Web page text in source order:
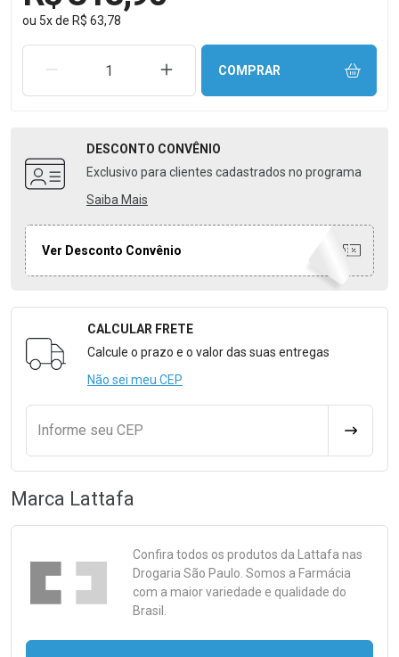
ou 5xde R$ 63,78
REMOVER UMA UNIDADEAUMENTAR UMA UNIDADE
COMPRAR
DESCONTO CONVÊNIO
Exclusivo para clientes cadastrados no programa
Saiba Mais
Ver Desconto Convênio
Formulário para Calcular o Frete
CALCULAR FRETE
Calcule o prazo e o valor das suas entregas
Não sei meu CEP
Informe seu CEP
Marca Lattafa
Confira todos os produtos da Lattafa nas
Drogaria São Paulo. Somos a Farmácia
com a maior variedade e qualidade do
Brasil.